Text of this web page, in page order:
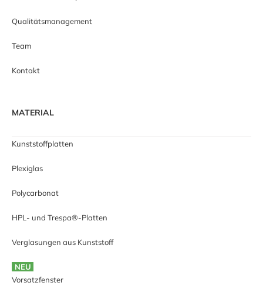
Qualitätsmanagement
Team
Kontakt
MATERIAL
Kunststoffplatten
Plexiglas
Polycarbonat
HPL- und Trespa®-Platten
Verglasungen aus Kunststoff
NEU
Vorsatzfenster